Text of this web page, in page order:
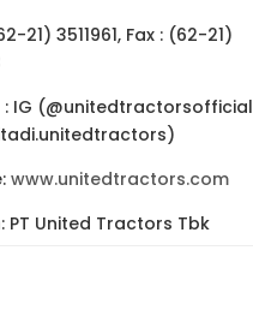
21) 3511961, Fax : (62-21)
: IG (@unitedtractorsofficial
www.unitedtractors.com
PT United Tractors Tbk